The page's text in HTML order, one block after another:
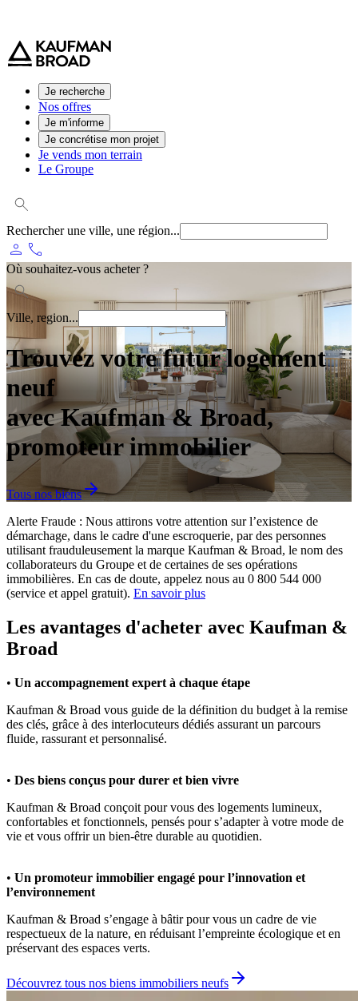
Je recherche
Nos offres
Je m'informe
Je concrétise mon projet
Je vends mon terrain
Le Groupe
Rechercher une ville, une région...
person phone
Où souhaitez-vous acheter ?
Ville, region...
Trouvez votre futur logement
neuf
avec Kaufman & Broad,
promoteur immobilier
Tous nos biens
Alerte Fraude : Nous attirons votre attention sur l’existence de
démarchage, dans le cadre d'une escroquerie, par des personnes
utilisant frauduleusement la marque Kaufman & Broad, le nom des
collaborateurs du Groupe et de certaines de ses opérations
immobilières. En cas de doute, appelez nous au 0 800 544 000
(service et appel gratuit). En savoir plus
Les avantages d'acheter avec Kaufman &
Broad
• Un accompagnement expert à chaque étape
Kaufman & Broad vous guide de la définition du budget à la remise
des clés, grâce à des interlocuteurs dédiés assurant un parcours
fluide, rassurant et personnalisé.
• Des biens conçus pour durer et bien vivre
Kaufman & Broad conçoit pour vous des logements lumineux,
confortables et fonctionnels, pensés pour s’adapter à votre mode de
vie et vous offrir un bien-être durable au quotidien.
• Un promoteur immobilier engagé pour l’innovation et
l’environnement
Kaufman & Broad s’engage à bâtir pour vous un cadre de vie
respectueux de la nature, en réduisant l’empreinte écologique et en
préservant des espaces verts.
Découvrez tous nos biens immobiliers neufs